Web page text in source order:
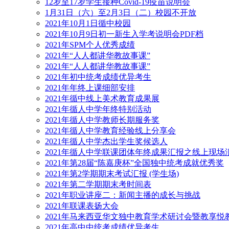
12岁至17岁学生接种Covid-19疫苗说明会
1月31日（六）至2月3日（二）校园不开放
2021年10月1日循中校园
2021年10月9日初一新生入学考说明会PDF档
2021年SPM个人优秀成绩
2021年“人人都讲华教故事课”
2021年“人人都讲华教故事课”
2021年初中统考成绩优异考生
2021年年终上课细部安排
2021年循中线上美术教育成果展
2021年循人中学年终特别活动
2021年循人中学教师长期服务奖
2021年循人中学教育经验线上分享会
2021年循人中学杰出学生奖候选人
2021年循人中学联课团体年终成果汇报之线上现场
2021年第28届“陈嘉庚杯”全国独中统考成就优秀奖
2021年第2学期期末考试汇报 (学生场)
2021年第二学期期末考时间表
2021年职业讲座二：新闻主播的成长与挑战
2021年联课表扬大会
2021年马来西亚华文独中教育学术研讨会暨教享悦